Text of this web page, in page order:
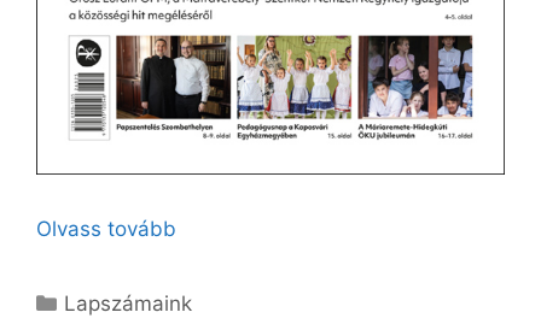
Olvass tovább
Kategória
Lapszámaink